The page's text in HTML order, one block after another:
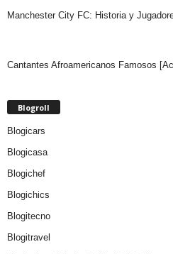
Manchester City FC: Historia y
Cantantes Afroamericanos Famosos
Blogroll
Blogicars
Blogicasa
Blogichef
Blogichics
Blogitecno
Blogitravel